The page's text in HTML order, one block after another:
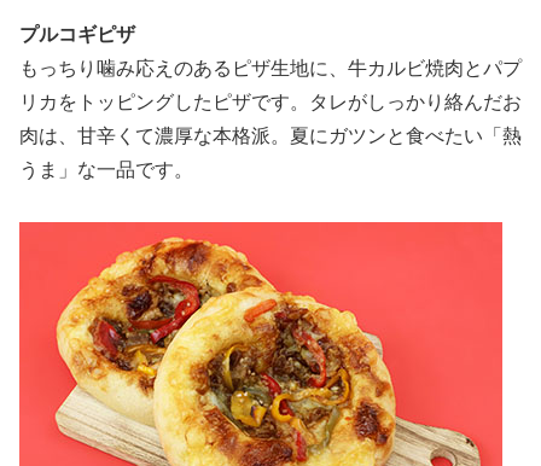
プルコギピザ
もっちり噛み応えのあるピザ生地に、牛カルビ焼肉とパプ
リカをトッピングしたピザです。タレがしっかり絡んだお
肉は、甘辛くて濃厚な本格派。夏にガツンと食べたい「熱
うま」な一品です。